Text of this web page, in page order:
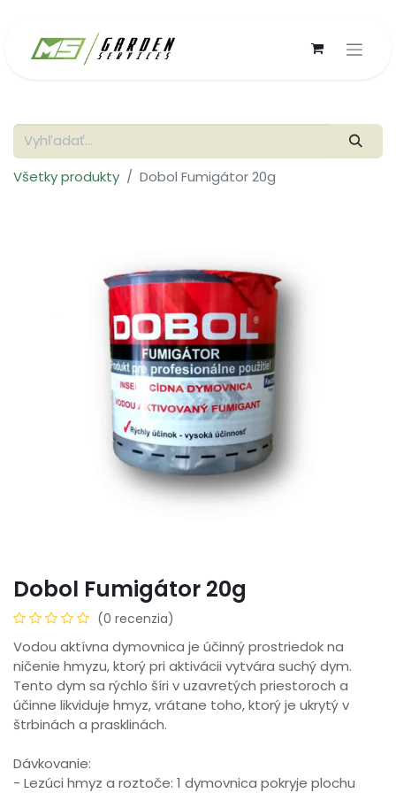
Všetky produkty Dobol Fumigátor 20g
Dobol Fumigátor 20g
(0 recenzia)
Vodou aktívna dymovnica je účinný prostriedok na
ničenie hmyzu, ktorý pri aktivácii vytvára suchý dym.
Tento dym sa rýchlo šíri v uzavretých priestoroch a
účinne likviduje hmyz, vrátane toho, ktorý je ukrytý v
štrbinách a prasklinách.
Dávkovanie:
- Lezúci hmyz a roztoče: 1 dymovnica pokryje plochu